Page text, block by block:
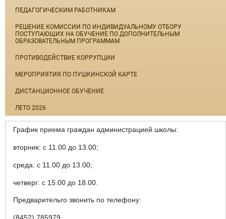
ПЕДАГОГИЧЕСКИМ РАБОТНИКАМ
РЕШЕНИЕ КОМИССИИ ПО ИНДИВИДУАЛЬНОМУ ОТБОРУ
ПОСТУПАЮЩИХ НА ОБУЧЕНИЕ ПО ДОПОЛНИТЕЛЬНЫМ
ОБРАЗОВАТЕЛЬНЫМ ПРОГРАММАМ
ПРОТИВОДЕЙСТВИЕ КОРРУПЦИИ
МЕРОПРИЯТИЯ ПО ПУШКИНСКОЙ КАРТЕ
ДИСТАНЦИОННОЕ ОБУЧЕНИЕ
ЛЕТО 2026
График приема граждан администрацией школы:
вторник: с 11.00 до 13.00;
среда: с 11.00 до 13.00;
четверг: с 15.00 до 18.00.
Предварительго звонить по телефону: